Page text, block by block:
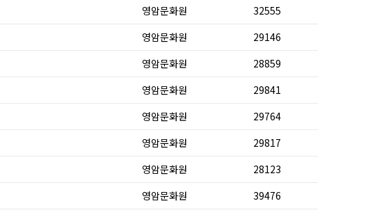
영암문화원
32555
영암문화원
29146
영암문화원
28859
영암문화원
29841
영암문화원
29764
영암문화원
29817
영암문화원
28123
영암문화원 39476